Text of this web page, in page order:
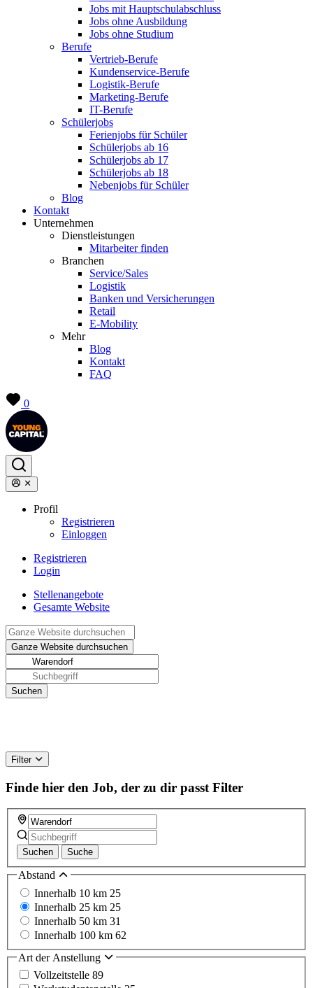
Jobs mit Hauptschulabschluss
Jobs ohne Ausbildung
Jobs ohne Studium
Berufe
Vertrieb-Berufe
Kundenservice-Berufe
Logistik-Berufe
Marketing-Berufe
IT-Berufe
Schülerjobs
Ferienjobs für Schüler
Schülerjobs ab 16
Schülerjobs ab 17
Schülerjobs ab 18
Nebenjobs für Schüler
Blog
Kontakt
Unternehmen
Dienstleistungen
Mitarbeiter finden
Branchen
Service/Sales
Logistik
Banken und Versicherungen
Retail
E-Mobility
Mehr
Blog
Kontakt
FAQ
0
Profil
Registrieren
Einloggen
Registrieren
Login
Stellenangebote
Gesamte Website
Filter
Finde hier den Job, der zu dir passt Filter
Suchen Suche
Abstand
Innerhalb 10 km 25
Innerhalb 25 km 25
Innerhalb 50 km 31
Innerhalb 100 km 62
Art der Anstellung
Vollzeitstelle 89